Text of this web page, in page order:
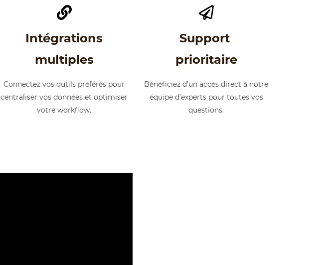
Intégrations
multiples
Connectez vos outils préférés pour
centraliser vos données et optimiser
votre workflow.
Support
prioritaire
Bénéficiez d’un accès direct à notre
équipe d’experts pour toutes vos
questions.